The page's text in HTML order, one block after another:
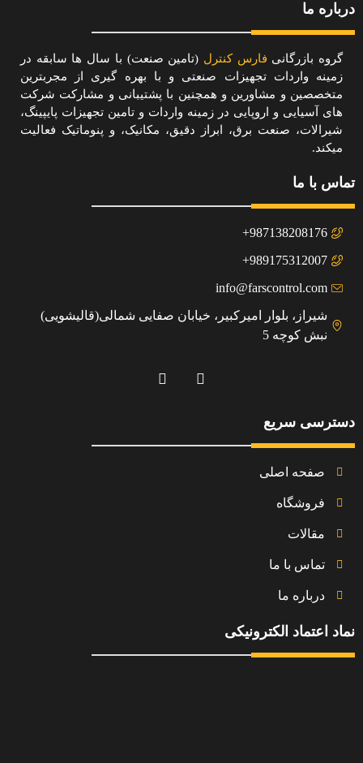
درباره ما
گروه بازرگانی فارس کنترل (تامین صنعت) با سال ها سابقه در
زمینه واردات تجهیزات صنعتی و با بهره گیری از مجربترین
متخصصین و مشاورین و همچنین با پشتیبانی و مشارکت شرکت
های آسیایی و اروپایی در زمینه واردات و تامین تجهیزات پایپینگ،
شیرالات، صنعت برق، ابراز دقیق، مکانیک، و پنوماتیک فعالیت
میکند.
تماس با ما
987138208176+
989175312007+
info@farscontrol.com
شیراز، بلوار امیرکبیر، خیابان صفایی شمالی(قالیشویی)
نبش کوچه 5
دسترسی سریع
صفحه اصلی
فروشگاه
مقالات
تماس با ما
درباره ما
نماد اعتماد الکترونیکی